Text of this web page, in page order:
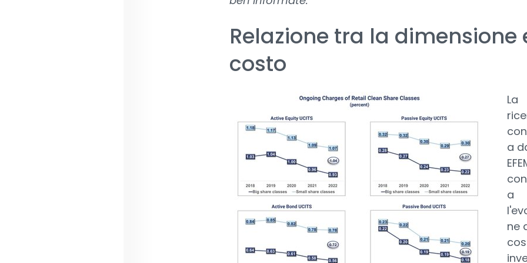
Relazione tra la dimensione
costo
La
a
a
ne